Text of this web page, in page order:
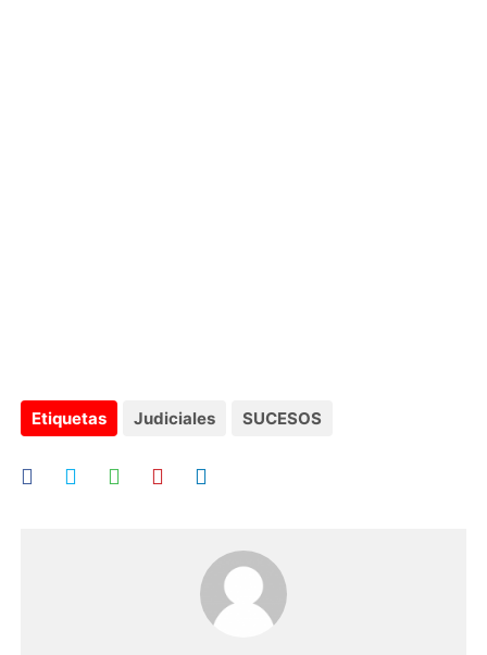
Etiquetas Judiciales SUCESOS